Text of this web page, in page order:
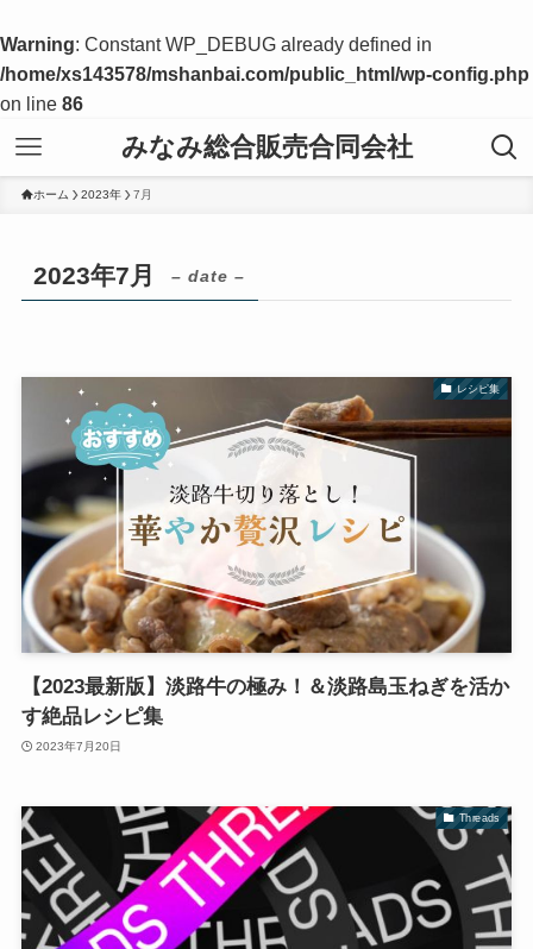
Warning: Constant WP_DEBUG already defined in
/home/xs143578/mshanbai.com/public_html/wp-config.php
on line 86
みなみ総合販売合同会社
ホーム 2023年 7月
2023年7月 – date –
レシピ集
【2023最新版】淡路牛の極み！＆淡路島玉ねぎを活か
す絶品レシピ集
2023年7月20日
Threads